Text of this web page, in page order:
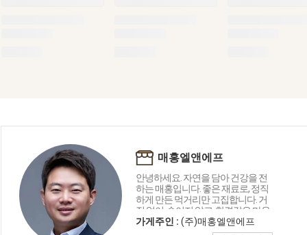
매홍엘앤에프
안녕하세요. 자연을 담아 건강을 전
하는 매홍입니다. 좋은 재료로, 정직
하게 만든 먹거리만 고집합니다. 거
짓 없이, 속이지 않고, 한결같은 마음
으로 만들었습니다. 고객님 식탁에
건강과 정(情)이 피어나길 바라는 마
가게주인 : (주)매홍엘앤에프